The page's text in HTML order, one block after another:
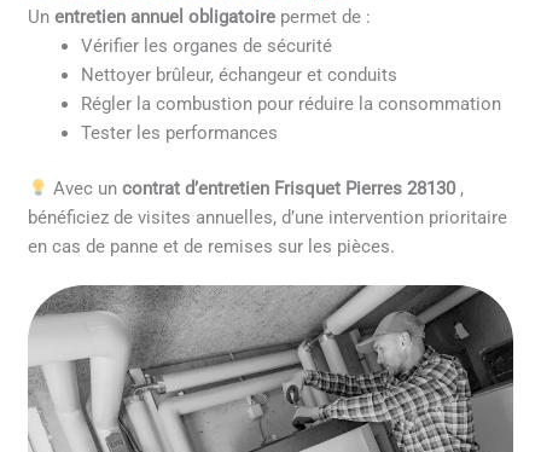
Unentretien annuel obligatoire permet de :
Vérifier les organes de sécurité
Nettoyer brûleur, échangeur et conduits
Régler la combustion pour réduire la consommation
Tester les performances
Avec un contrat d’entretien Frisquet Pierres 28130 ,
bénéficiez de visites annuelles, d’une intervention prioritaire
en cas de panne et de remises sur les pièces.